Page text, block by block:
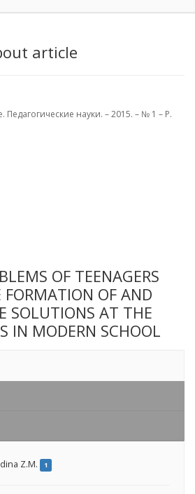
article
науки. – 2015. – № 1 – P.
OF TEENAGERS
FORMATION OF AND
SOLUTIONS AT THE
IN MODERN SCHOOL
Z.M. 1